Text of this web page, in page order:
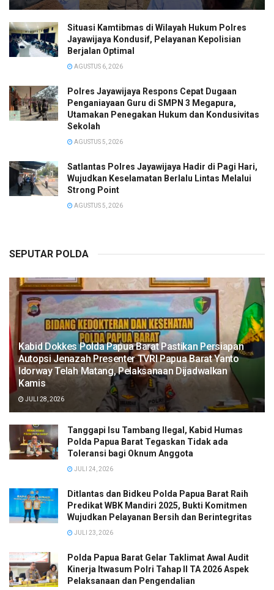
Situasi Kamtibmas di Wilayah Hukum Polres
Jayawijaya Kondusif, Pelayanan Kepolisian
Berjalan Optimal
AGUSTUS 6, 2026
Polres Jayawijaya Respons Cepat Dugaan
Penganiayaan Guru di SMPN 3 Megapura,
Utamakan Penegakan Hukum dan Kondusivitas
Sekolah
AGUSTUS 5, 2026
Satlantas Polres Jayawijaya Hadir di Pagi Hari,
Wujudkan Keselamatan Berlalu Lintas Melalui
Strong Point
AGUSTUS 5, 2026
SEPUTAR POLDA
Kabid Dokkes Polda Papua Barat Pastikan Persiapan
Autopsi Jenazah Presenter TVRI Papua Barat Yanto
Idorway Telah Matang, Pelaksanaan Dijadwalkan
Kamis
JULI 28, 2026
Tanggapi Isu Tambang Ilegal, Kabid Humas
Polda Papua Barat Tegaskan Tidak ada
Toleransi bagi Oknum Anggota
JULI 24, 2026
Ditlantas dan Bidkeu Polda Papua Barat Raih
Predikat WBK Mandiri 2025, Bukti Komitmen
Wujudkan Pelayanan Bersih dan Berintegritas
JULI 23, 2026
Polda Papua Barat Gelar Taklimat Awal Audit
Kinerja Itwasum Polri Tahap II TA 2026 Aspek
Pelaksanaan dan Pengendalian